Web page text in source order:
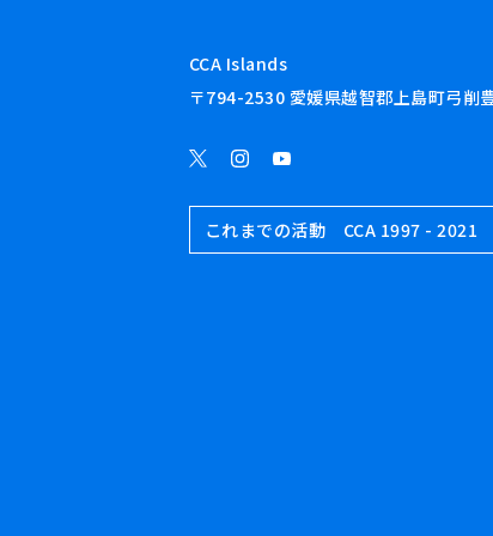
CCA Islands
〒794-2530 愛媛県越智郡上島町弓削
これまでの活動 CCA 1997 - 2021